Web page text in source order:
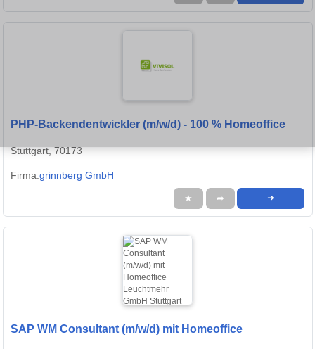
PHP-Backendentwickler (m/w/d) - 100 % Homeoffice
Stuttgart, 70173
Firma:grinnberg GmbH
★ ➦ ➜
SAP WM Consultant (m/w/d) mit Homeoffice